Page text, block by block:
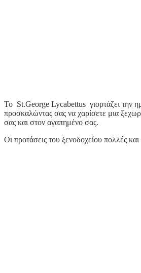
Το St.George Lycabettus γιορτάζει την
προσκαλώντας σας να χαρίσετε μια
σας και στον αγαπημένο σας.
Οι προτάσεις του ξενοδοχείου πολλές και